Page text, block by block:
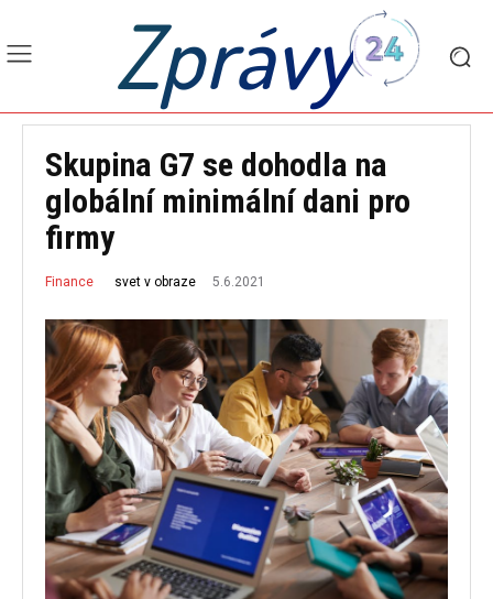
Zprávy
Skupina G7 se dohodla na
globální minimální dani pro
firmy
Finance svet v obraze 5.6.2021